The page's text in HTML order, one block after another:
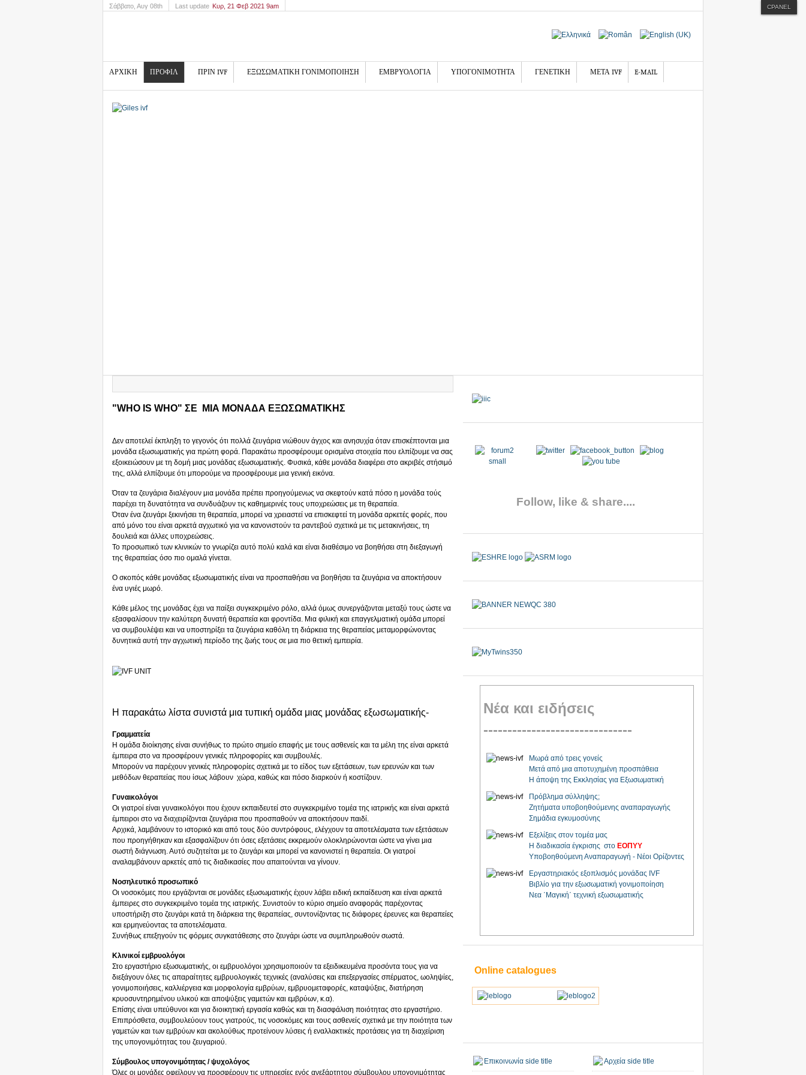
Σάββατο , Αυγ 08th Last update Κυρ, 21 Φεβ 2021 9am
ΑΡΧΙΚΗ ΠΡΟΦΙΛ ΠΡΙΝ IVF ΕΞΩΣΩΜΑΤΙΚΗ ΓΟΝΙΜΟΠΟΙΗΣΗ ΕΜΒΡΥΟΛΟΓΙΑ ΥΠΟΓΟΝΙΜΟΤΗΤΑ ΓΕΝΕΤΙΚΗ ΜΕΤΑ IVF E-MAIL
CPANEL
"WHO IS WHO" ΣΕ ΜΙΑ ΜΟΝΑΔΑ ΕΞΩΣΩΜΑΤΙΚΗΣ
Δεν αποτελεί έκπληξη το γεγονός ότι πολλά ζευγάρια νιώθουν άγχος και ανησυχία όταν επισκέπτονται μια
μονάδα εξωσωματικής για πρώτη φορά. Παρακάτω προσφέρουμε ορισμένα στοιχεία που ελπίζουμε να σας
εξοικειώσουν με τη δομή μιας μονάδας εξωσωματικής. Φυσικά, κάθε μονάδα διαφέρει στο ακριβές στήσιμό
της, αλλά ελπίζουμε ότι μπορούμε να προσφέρουμε μια γενική εικόνα.
Όταν τα ζευγάρια διαλέγουν μια μονάδα πρέπει προηγούμενως να σκεφτούν κατά πόσο η μονάδα τούς
παρέχει τη δυνατότητα να συνδυάζουν τις καθημερινές τους υποχρεώσεις με τη θεραπεία.
Όταν ένα ζευγάρι ξεκινήσει τη θεραπεία, μπορεί να χρειαστεί να επισκεφτεί τη μονάδα αρκετές φορές, που
από μόνο του είναι αρκετά αγχωτικό για να κανονιστούν τα ραντεβού σχετικά με τις μετακινήσεις, τη
δουλειά και άλλες υποχρεώσεις.
Το προσωπικό των κλινικών το γνωρίζει αυτό πολύ καλά και είναι διαθέσιμο να βοηθήσει στη διεξαγωγή
της θεραπείας όσο πιο ομαλά γίνεται.
Ο σκοπός κάθε μονάδας εξωσωματικής είναι να προσπαθήσει να βοηθήσει τα ζευγάρια να αποκτήσουν
ένα υγιές μωρό.
Κάθε μέλος της μονάδας έχει να παίξει συγκεκριμένο ρόλο, αλλά όμως συνεργάζονται μεταξύ τους ώστε να
εξασφαλίσουν την καλύτερη δυνατή θεραπεία και φροντίδα. Μια φιλική και επαγγελματική ομάδα μπορεί
να συμβουλέψει και να υποστηρίξει τα ζευγάρια καθόλη τη διάρκεια της θεραπείας μεταμορφώνοντας
δυνητικά αυτή την αγχωτική περίοδο της ζωής τους σε μια πιο θετική εμπειρία.
Η παρακάτω λίστα συνιστά μια τυπική ομάδα μιας μονάδας εξωσωματικής-
Γραμματεία
Η ομάδα διοίκησης είναι συνήθως το πρώτο σημείο επαφής με τους ασθενείς και τα μέλη της είναι αρκετά
έμπειρα στο να προσφέρουν γενικές πληροφορίες και συμβουλές.
Μπορούν να παρέχουν γενικές πληροφορίες σχετικά με το είδος των εξετάσεων, των ερευνών και των
μεθόδων θεραπείας που ίσως λάβουν χώρα, καθώς και πόσο διαρκούν ή κοστίζουν.
Γυναικολόγοι
Οι γιατροί είναι γυναικολόγοι που έχουν εκπαιδευτεί στο συγκεκριμένο τομέα της ιατρικής και είναι αρκετά
έμπειροι στο να διαχειρίζονται ζευγάρια που προσπαθούν να αποκτήσουν παιδί.
Αρχικά, λαμβάνουν το ιστορικό και από τους δύο συντρόφους, ελέγχουν τα αποτελέσματα των εξετάσεων
που προηγήθηκαν και εξασφαλίζουν ότι όσες εξετάσεις εκκρεμούν ολοκληρώνονται ώστε να γίνει μια
σωστή διάγνωση. Αυτό συζητείται με το ζευγάρι και μπορεί να κανονιστεί η θεραπεία. Οι γιατροί
αναλαμβάνουν αρκετές από τις διαδικασίες που απαιτούνται να γίνουν.
Νοσηλευτικό προσωπικό
Οι νοσοκόμες που εργάζονται σε μονάδες εξωσωματικής έχουν λάβει ειδική εκπαίδευση και είναι αρκετά
έμπειρες στο συγκεκριμένο τομέα της ιατρικής. Συνιστούν το κύριο σημείο αναφοράς παρέχοντας
υποστήριξη στο ζευγάρι κατά τη διάρκεια της θεραπείας, συντονίζοντας τις διάφορες έρευνες και θεραπείες
και ερμηνεύοντας τα αποτελέσματα.
Συνήθως επεξηγούν τις φόρμες συγκατάθεσης στο ζευγάρι ώστε να συμπληρωθούν σωστά.
Κλινικοί εμβρυολόγοι
Στο εργαστήριο εξωσωματικής, οι εμβρυολόγοι χρησιμοποιούν τα εξειδικευμένα προσόντα τους για να
διεξάγουν όλες τις απαραίτητες εμβρυολογικές τεχνικές (αναλύσεις και επεξεργασίες σπέρματος, ωοληψίες,
γονιμοποιήσεις, καλλιέργεια και μορφολογία εμβρύων, εμβρυομεταφορές, καταψύξεις, διατήρηση
κρυοσυντηρημένου υλικού και αποψύξεις γαμετών και εμβρύων, κ.α).
Επίσης είναι υπεύθυνοι και για διοικητική εργασία καθώς και τη διασφάλιση ποιότητας στο εργαστήριο.
Επιπρόσθετα, συμβουλεύουν τους γιατρούς, τις νοσοκόμες και τους ασθενείς σχετικά με την ποιότητα των
γαμετών και των εμβρύων και ακολούθως προτείνουν λύσεις ή εναλλακτικές προτάσεις για τη διαχείριση
της υπογονιμότητας του ζευγαριού.
Σύμβουλος υπογονιμότητας / ψυχολόγος
Όλες οι μονάδες οφείλουν να προσφέρουν τις υπηρεσίες ενός ανεξάρτητου σύμβουλου υπογονιμότητας
Follow, like & share....
Νέα και ειδήσεις
-------------------------------
Μωρά από τρεις γονείς
Μετά από μια αποτυχημένη προσπάθεια
Η άποψη της Εκκλησίας για Εξωσωματική
Πρόβλημα σύλληψης;
Ζητήματα υποβοηθούμενης αναπαραγωγής
Σημάδια εγκυμοσύνης
Εξελίξεις στον τομέα μας
Η διαδικασία έγκρισης στο ΕΟΠΥΥ
Υποβοηθούμενη Αναπαραγωγή - Νέοι Ορίζοντες
Εργαστηριακός εξοπλισμός μονάδας IVF
Βιβλίο για την εξωσωματική γονιμοποίηση
Νεα ΄Μαγική΄ τεχνική εξωσωματικής
Online catalogues